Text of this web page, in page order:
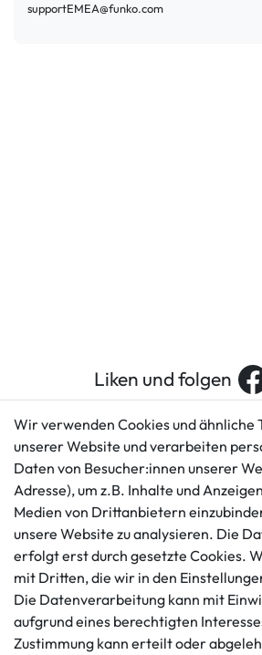
supportEMEA@funko.com
Liken und folgen
Kundenservice
+49 421 596586
Mo. - Fr. 9 - 16 Uhr
info@gameworld.de
Kontaktformular
AGB
Impressum
Vertrag
Informationen
Wir verwenden Cookies und ähnliche
unserer Website und verarbeiten
Daten von Besucher:innen unserer
Adresse), um z.B. Inhalte und
Medien von Drittanbietern
unsere Website zu analysieren. Die
erfolgt erst durch gesetzte Cookies.
mit Dritten, die wir in den
Die Datenverarbeitung kann mit
aufgrund eines berechtigten
Zustimmung kann erteilt oder